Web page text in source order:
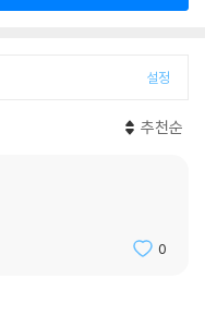
설정
추천순
0